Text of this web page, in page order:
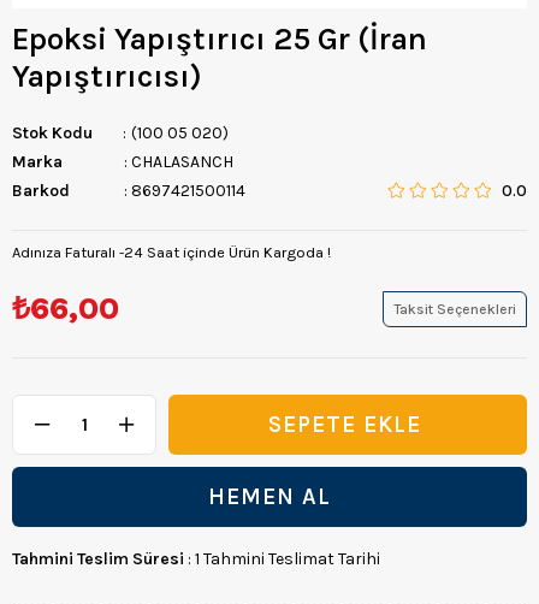
Epoksi Yapıştırıcı 25 Gr (İran
Yapıştırıcısı)
Stok Kodu
(100 05 020)
Marka
: CHALASANCH
Barkod
: 8697421500114 0.0
Adınıza Faturalı -24 Saat içinde Ürün Kargoda !
₺66,00 Taksit Seçenekleri
Tahmini Teslim Süresi : 1 Tahmini Teslimat Tarihi